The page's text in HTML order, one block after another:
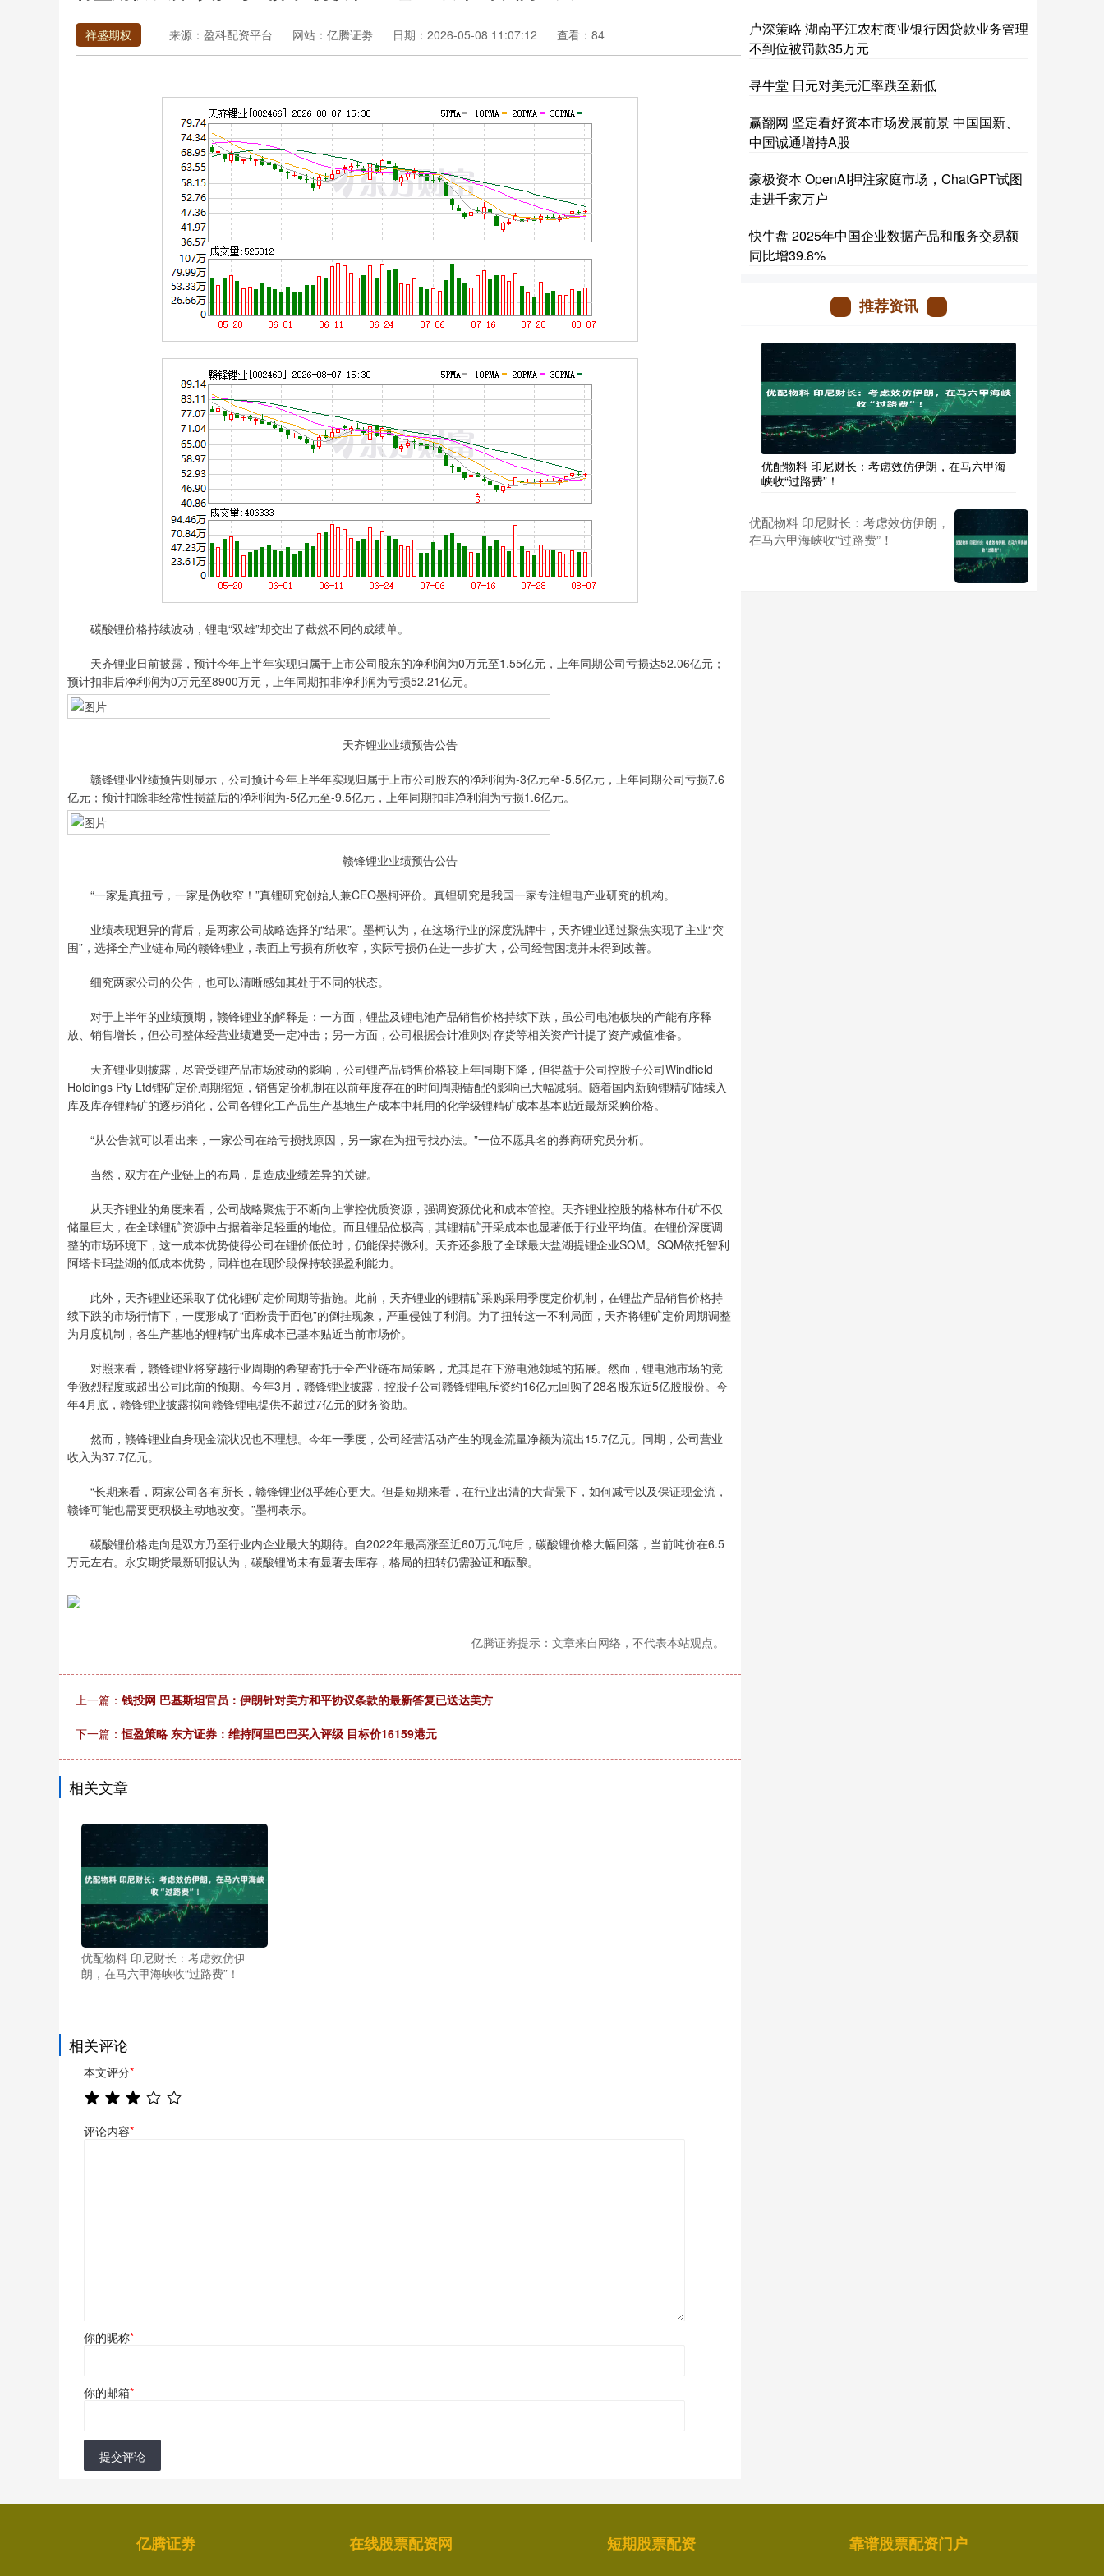
祥盛期权 来源：盈科配资平台 网站：亿腾证劵 日期：2026-05-08 11:07:12 查看：84
碳酸锂价格持续波动，锂电“双雄”却交出了截然不同的成绩单。
天齐锂业日前披露，预计今年上半年实现归属于上市公司股东的净利润为0万元至1.55亿元，上年同期公司亏损达52.06亿元；
预计扣非后净利润为0万元至8900万元，上年同期扣非净利润为亏损52.21亿元。
天齐锂业业绩预告公告
赣锋锂业业绩预告则显示，公司预计今年上半年实现归属于上市公司股东的净利润为-3亿元至-5.5亿元，上年同期公司亏损7.6
亿元；预计扣除非经常性损益后的净利润为-5亿元至-9.5亿元，上年同期扣非净利润为亏损1.6亿元。
赣锋锂业业绩预告公告
“一家是真扭亏，一家是伪收窄！”真锂研究创始人兼CEO墨柯评价。真锂研究是我国一家专注锂电产业研究的机构。
业绩表现迥异的背后，是两家公司战略选择的“结果”。墨柯认为，在这场行业的深度洗牌中，天齐锂业通过聚焦实现了主业“突
围”，选择全产业链布局的赣锋锂业，表面上亏损有所收窄，实际亏损仍在进一步扩大，公司经营困境并未得到改善。
细究两家公司的公告，也可以清晰感知其处于不同的状态。
对于上半年的业绩预期，赣锋锂业的解释是：一方面，锂盐及锂电池产品销售价格持续下跌，虽公司电池板块的产能有序释
放、销售增长，但公司整体经营业绩遭受一定冲击；另一方面，公司根据会计准则对存货等相关资产计提了资产减值准备。
天齐锂业则披露，尽管受锂产品市场波动的影响，公司锂产品销售价格较上年同期下降，但得益于公司控股子公司Windfield
Holdings Pty Ltd锂矿定价周期缩短，销售定价机制在以前年度存在的时间周期错配的影响已大幅减弱。随着国内新购锂精矿陆续入
库及库存锂精矿的逐步消化，公司各锂化工产品生产基地生产成本中耗用的化学级锂精矿成本基本贴近最新采购价格。
“从公告就可以看出来，一家公司在给亏损找原因，另一家在为扭亏找办法。”一位不愿具名的券商研究员分析。
当然，双方在产业链上的布局，是造成业绩差异的关键。
从天齐锂业的角度来看，公司战略聚焦于不断向上掌控优质资源，强调资源优化和成本管控。天齐锂业控股的格林布什矿不仅
储量巨大，在全球锂矿资源中占据着举足轻重的地位。而且锂品位极高，其锂精矿开采成本也显著低于行业平均值。在锂价深度调
整的市场环境下，这一成本优势使得公司在锂价低位时，仍能保持微利。天齐还参股了全球最大盐湖提锂企业SQM。SQM依托智利
阿塔卡玛盐湖的低成本优势，同样也在现阶段保持较强盈利能力。
此外，天齐锂业还采取了优化锂矿定价周期等措施。此前，天齐锂业的锂精矿采购采用季度定价机制，在锂盐产品销售价格持
续下跌的市场行情下，一度形成了“面粉贵于面包”的倒挂现象，严重侵蚀了利润。为了扭转这一不利局面，天齐将锂矿定价周期调整
为月度机制，各生产基地的锂精矿出库成本已基本贴近当前市场价。
对照来看，赣锋锂业将穿越行业周期的希望寄托于全产业链布局策略，尤其是在下游电池领域的拓展。然而，锂电池市场的竞
争激烈程度或超出公司此前的预期。今年3月，赣锋锂业披露，控股子公司赣锋锂电斥资约16亿元回购了28名股东近5亿股股份。今
年4月底，赣锋锂业披露拟向赣锋锂电提供不超过7亿元的财务资助。
然而，赣锋锂业自身现金流状况也不理想。今年一季度，公司经营活动产生的现金流量净额为流出15.7亿元。同期，公司营业
收入为37.7亿元。
“长期来看，两家公司各有所长，赣锋锂业似乎雄心更大。但是短期来看，在行业出清的大背景下，如何减亏以及保证现金流，
赣锋可能也需要更积极主动地改变。”墨柯表示。
碳酸锂价格走向是双方乃至行业内企业最大的期待。自2022年最高涨至近60万元/吨后，碳酸锂价格大幅回落，当前吨价在6.5
万元左右。永安期货最新研报认为，碳酸锂尚未有显著去库存，格局的扭转仍需验证和酝酿。
亿腾证劵提示：文章来自网络，不代表本站观点。
上一篇： 钱投网 巴基斯坦官员：伊朗针对美方和平协议条款的最新答复已送达美方
下一篇：恒盈策略 东方证券：维持阿里巴巴买入评级 目标价16159港元
相关文章
优配物料 印尼财长：考虑效仿伊
朗，在马六甲海峡收“过路费”！
相关评论
本文评分*
评论内容*
你的昵称*
你的邮箱*
提交评论
卢深策略 湖南平江农村商业银行因贷款业务管理
不到位被罚款35万元
寻牛堂 日元对美元汇率跌至新低
赢翻网 坚定看好资本市场发展前景 中国国新、
中国诚通增持A股
豪极资本 OpenAI押注家庭市场，ChatGPT试图
走进千家万户
快牛盘 2025年中国企业数据产品和服务交易额
同比增39.8%
推荐资讯
优配物料 印尼财长：考虑效仿伊朗，在马六甲海
峡收“过路费”！
优配物料 印尼财长：考虑效仿伊朗，
在马六甲海峡收“过路费”！
亿腾证劵 在线股票配资网 短期股票配资 靠谱股票配资门户